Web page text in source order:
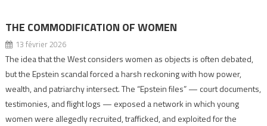
THE COMMODIFICATION OF WOMEN
13 février 2026
The idea that the West considers women as objects is often debated,
but the Epstein scandal forced a harsh reckoning with how power,
wealth, and patriarchy intersect. The “Epstein files” — court documents,
testimonies, and flight logs — exposed a network in which young
women were allegedly recruited, trafficked, and exploited for the